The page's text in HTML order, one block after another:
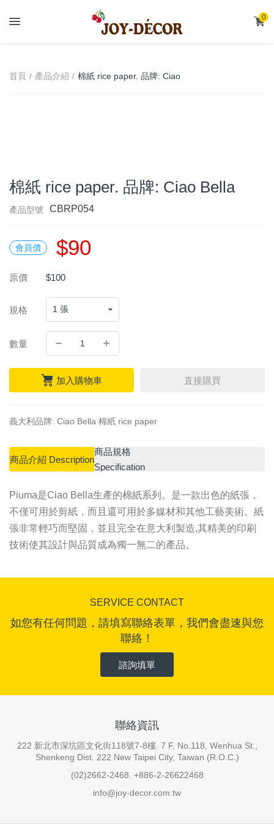
0
首頁 產品介紹
棉紙 rice paper. 品牌: Ciao
棉紙 rice paper. 品牌: Ciao Bella
產品型號 CBRP054
會員價 $90
原價 $100
規格
數量
加入購物車 直接購買
義大利品牌: Ciao Bella 棉紙 rice paper
商品介紹 Description
商品規格
Specification
Piuma是Ciao Bella生產的棉紙系列。是一款出色的紙張，
不僅可用於剪紙，而且還可用於多媒材和其他工藝美術。紙
張非常輕巧而堅固，並且完全在意大利製造,其精美的印刷
技術使其設計與品質成為獨一無二的產品。
SERVICE CONTACT
如您有任何問題，請填寫聯絡表單，我們會盡速與您
聯絡！
諮詢填單
聯絡資訊
222 新北市深坑區文化街118號7-8樓. 7 F, No.118, Wenhua St.,
Shenkeng Dist. 222 New Taipei City, Taiwan (R.O.C.)
(02)2662-2468. +886-2-26622468
info@joy-decor.com.tw